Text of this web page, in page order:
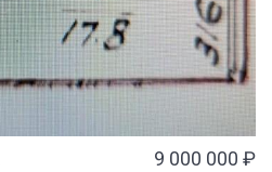
9 000 000 ₽